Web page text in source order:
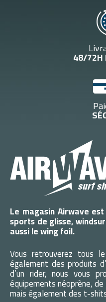
48/72H
Le magasin Airwave
sports de glisse,
aussi le wing foil.
Vous retrouverez tous
également des produits
d’un rider, nous vous
équipements néoprène,
mais également des t-